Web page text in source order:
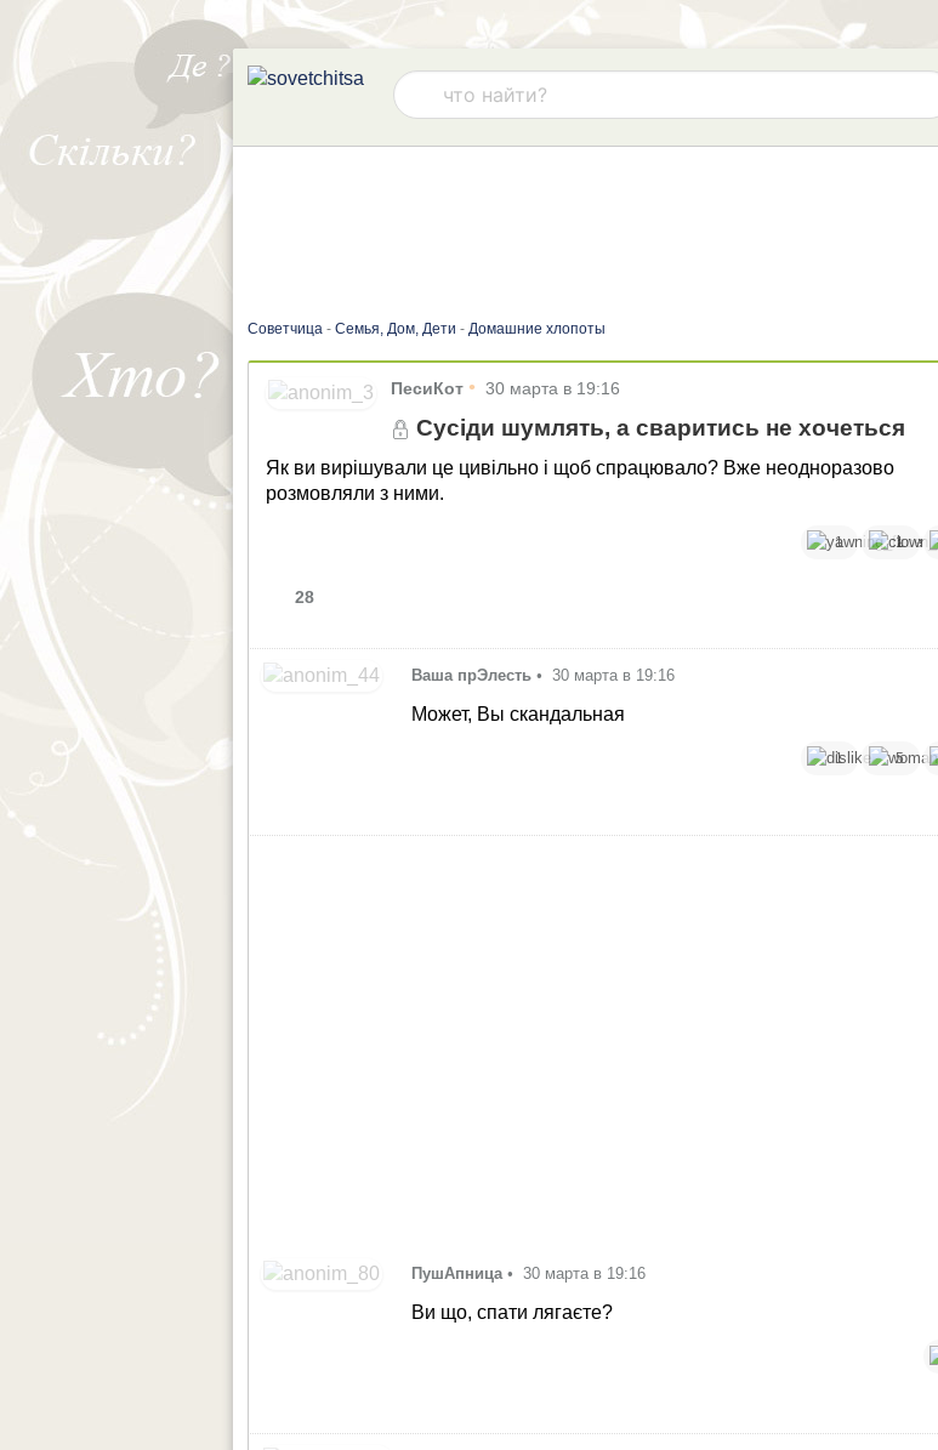
Советчица - Семья, Дом, Дети - Домашние хлопоты
ПесиКот • 30 марта в 19:16
Сусіди шумлять, а сваритись не хочеться
Як ви вирішували це цивільно і щоб спрацювало? Вже неодноразово
розмовляли з ними.
1 1
28
Ваша прЭлесть • 30 марта в 19:16
Может, Вы скандальная
1 5
ПушАпница • 30 марта в 19:16
Ви що, спати лягаєте?